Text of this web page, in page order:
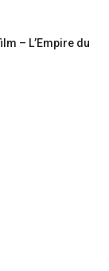
– L’Empire du